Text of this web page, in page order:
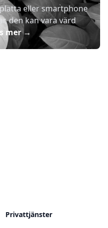
eller smartphone
den kan vara värd
mer→
Privattjänster